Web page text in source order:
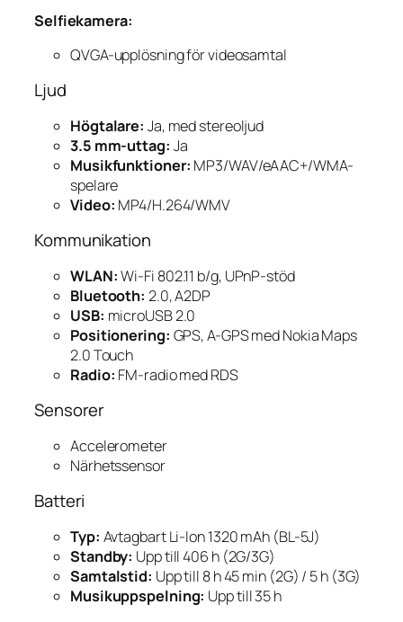
Selfiekamera:
QVGA-upplösning för videosamtal
Ljud
Högtalare: Ja, med stereoljud
3.5 mm-uttag: Ja
Musikfunktioner: MP3/WAV/eAAC+/WMA-
spelare
Video: MP4/H.264/WMV
Kommunikation
WLAN:Wi-Fi 802.11 b/g, UPnP-stöd
Bluetooth: 2.0, A2DP
USB: microUSB 2.0
Positionering: GPS, A-GPS med Nokia Maps
2.0 Touch
Radio: FM-radio med RDS
Sensorer
Accelerometer
Närhetssensor
Batteri
Typ: Avtagbart Li-Ion 1320 mAh (BL-5J)
Standby: Upp till 406 h (2G/3G)
Samtalstid: Upp till 8 h 45 min (2G) / 5 h (3G)
Musikuppspelning: Upp till 35 h